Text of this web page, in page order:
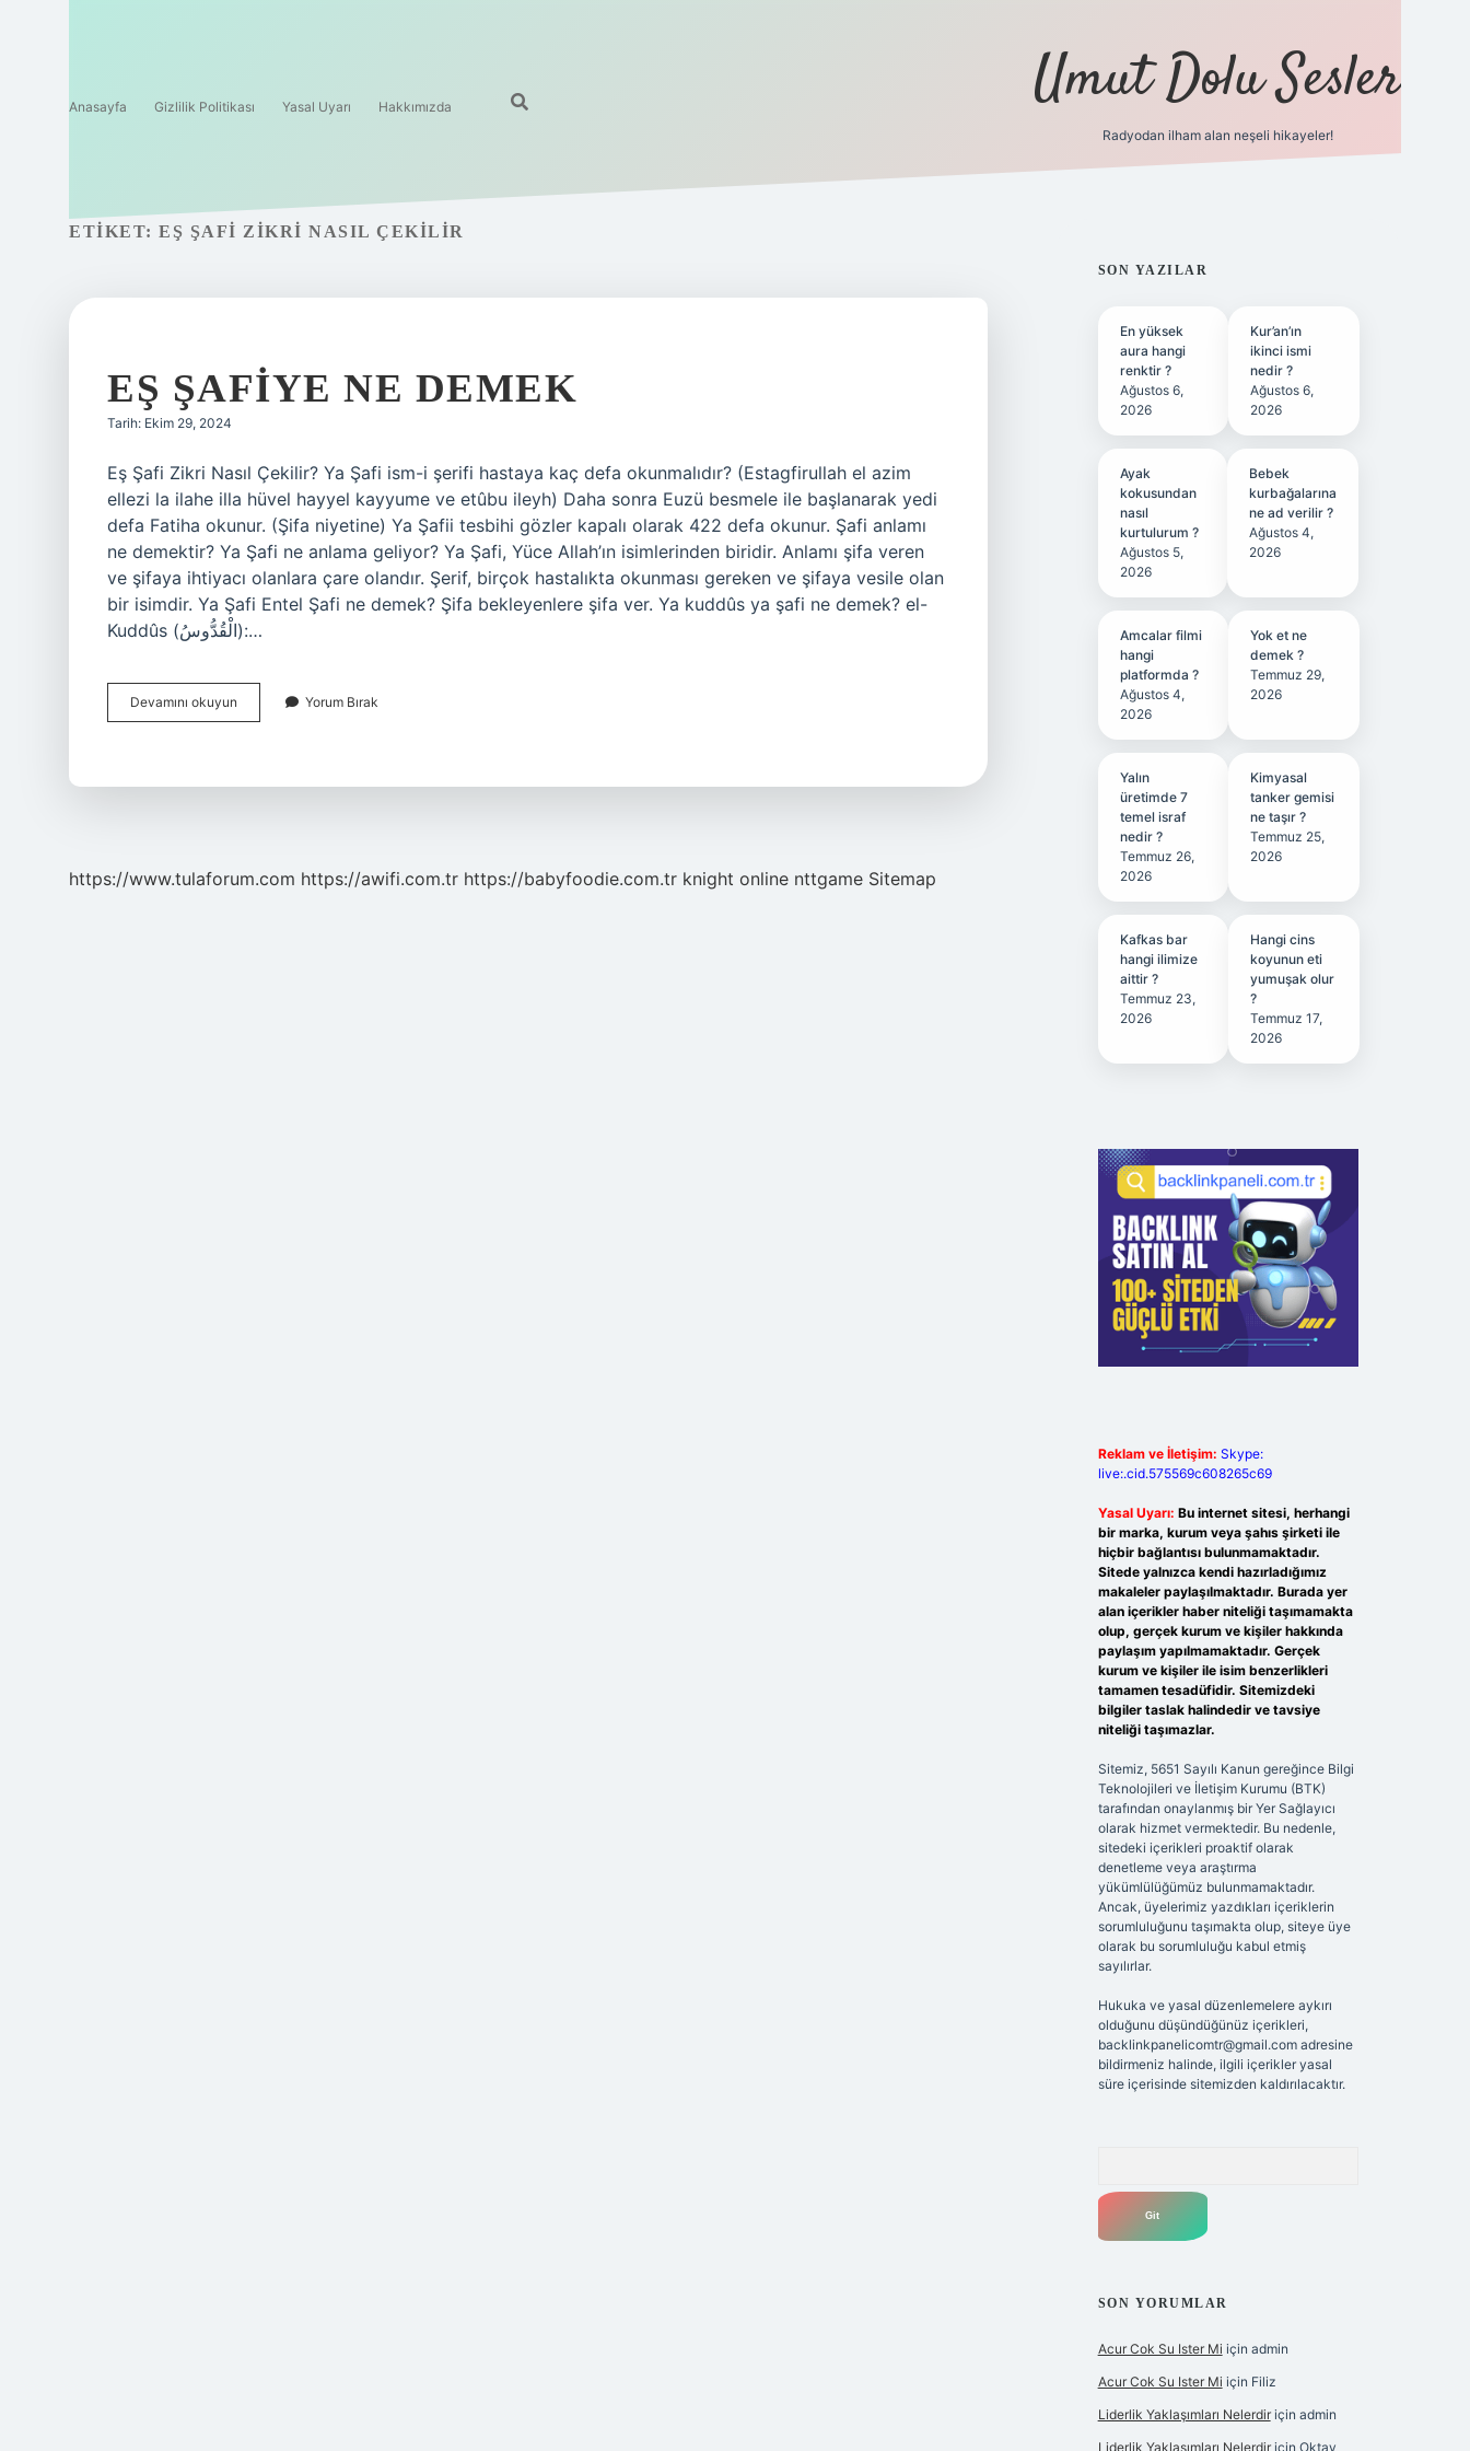
Anasayfa Gizlilik Politikası Yasal Uyarı Hakkımızda Umut Dolu Sesler
Radyodan ilham alan neşeli hikayeler!
ETIKET: EŞ ŞAFI ZIKRI NASIL ÇEKILIR
EŞ ŞAFIYE NE DEMEK
Tarih: Ekim 29, 2024
Eş Şafi Zikri Nasıl Çekilir? Ya Şafi ism-i şerifi hastaya kaç defa okunmalıdır? (Estagfirullah el azim
ellezi la ilahe illa hüvel hayyel kayyume ve etûbu ileyh) Daha sonra Euzü besmele ile başlanarak yedi
defa Fatiha okunur. (Şifa niyetine) Ya Şafii tesbihi gözler kapalı olarak 422 defa okunur. Şafi anlamı
ne demektir? Ya Şafi ne anlama geliyor? Ya Şafi, Yüce Allah’ın isimlerinden biridir. Anlamı şifa veren
ve şifaya ihtiyacı olanlara çare olandır. Şerif, birçok hastalıkta okunması gereken ve şifaya vesile olan
bir isimdir. Ya Şafi Entel Şafi ne demek? Şifa bekleyenlere şifa ver. Ya kuddûs ya şafi ne demek? el-
Kuddûs (الْقُدُّوسُ):…
Devamını okuyun
Şafiye
Yorum Bırak
https://www.tulaforum.com https://awifi.com.tr https://babyfoodie.com.tr knight online nttgame Sitemap
SIDEBAR
SON YAZILAR
En yüksek
aura hangi
renktir ?
Ağustos 6,
2026
Kur’an’ın
ikinci ismi
nedir ?
Ağustos 6,
2026
Ayak
kokusundan
nasıl
kurtulurum ?
Ağustos 5,
2026
Bebek
kurbağalarına
ne ad verilir ?
Ağustos 4,
2026
Amcalar filmi
hangi
platformda ?
Ağustos 4,
2026
Yok et ne
demek ?
Temmuz 29,
2026
Yalın
üretimde 7
temel israf
nedir ?
Temmuz 26,
2026
Kimyasal
tanker gemisi
ne taşır ?
Temmuz 25,
2026
Kafkas bar
hangi ilimize
aittir ?
Temmuz 23,
2026
Hangi cins
koyunun eti
yumuşak olur
?
Temmuz 17,
2026
Reklam ve İletişim: Skype:
live:.cid.575569c608265c69
Yasal Uyarı: Bu internet sitesi, herhangi
bir marka, kurum veya şahıs şirketi ile
hiçbir bağlantısı bulunmamaktadır.
Sitede yalnızca kendi hazırladığımız
makaleler paylaşılmaktadır. Burada yer
alan içerikler haber niteliği taşımamakta
olup, gerçek kurum ve kişiler hakkında
paylaşım yapılmamaktadır. Gerçek
kurum ve kişiler ile isim benzerlikleri
tamamen tesadüfidir. Sitemizdeki
bilgiler taslak halindedir ve tavsiye
niteliği taşımazlar.
Sitemiz, 5651 Sayılı Kanun gereğince Bilgi
Teknolojileri ve İletişim Kurumu (BTK)
tarafından onaylanmış bir Yer Sağlayıcı
olarak hizmet vermektedir. Bu nedenle,
sitedeki içerikleri proaktif olarak
denetleme veya araştırma
yükümlülüğümüz bulunmamaktadır.
Ancak, üyelerimiz yazdıkları içeriklerin
sorumluluğunu taşımakta olup, siteye üye
olarak bu sorumluluğu kabul etmiş
sayılırlar.
Hukuka ve yasal düzenlemelere aykırı
olduğunu düşündüğünüz içerikleri,
backlinkpanelicomtr@gmail.comadresine
bildirmeniz halinde, ilgili içerikler yasal
süre içerisinde sitemizden kaldırılacaktır.
SON YORUMLAR
Acur Cok Su Ister Mi için admin
Acur Cok Su Ister Mi için Filiz
Liderlik Yaklaşımları Nelerdiriçin admin
Liderlik Yaklaşımları Nelerdiriçin Oktay